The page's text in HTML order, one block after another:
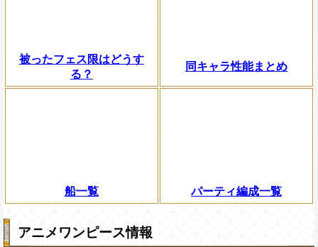
被ったフェス限はどうす
る？
同キャラ性能まとめ
船一覧 パーティ編成一覧
アニメワンピース情報